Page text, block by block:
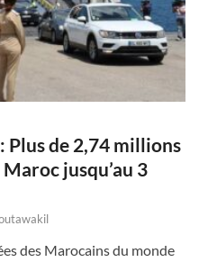
de 2,74 millions
jusqu’au 3
des Marocains du monde